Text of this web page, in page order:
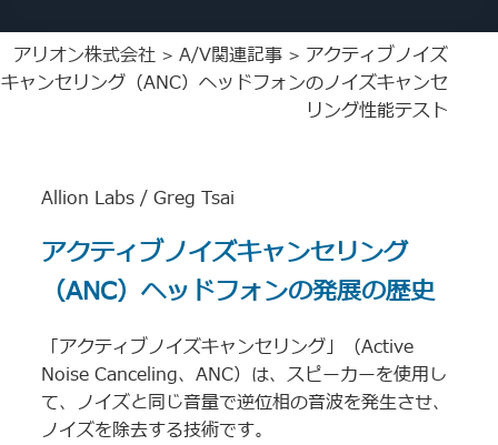
アリオン株式会社 >A/V関連記事 > アクティブノイズ
キャンセリング（ANC）ヘッドフォンのノイズキャンセ
リング性能テスト
Allion Labs / Greg Tsai
アクティブノイズキャンセリング
（ANC）ヘッドフォンの発展の歴史
「アクティブノイズキャンセリング」（Active
Noise Canceling、ANC）は、スピーカーを使用し
て、ノイズと同じ音量で逆位相の音波を発生させ、
ノイズを除去する技術です。